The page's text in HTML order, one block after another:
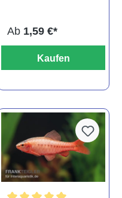
Ab 1,59 €*
Kaufen